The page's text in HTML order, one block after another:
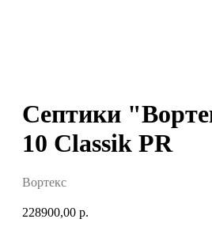
Септики
10 Classik PR
Вортекс
228900,00 р.